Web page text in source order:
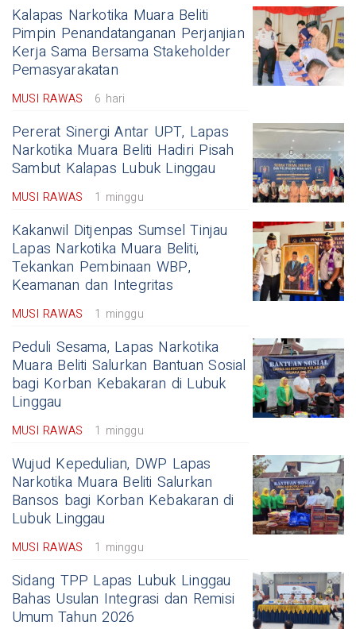
Kalapas Narkotika Muara Beliti
Pimpin Penandatanganan Perjanjian
Kerja Sama Bersama Stakeholder
Pemasyarakatan
MUSI RAWAS 6 hari
Pererat Sinergi Antar UPT, Lapas
Narkotika Muara Beliti Hadiri Pisah
Sambut Kalapas Lubuk Linggau
MUSI RAWAS 1 minggu
Kakanwil Ditjenpas Sumsel Tinjau
Lapas Narkotika Muara Beliti,
Tekankan Pembinaan WBP,
Keamanan dan Integritas
MUSI RAWAS 1 minggu
Peduli Sesama, Lapas Narkotika
Muara Beliti Salurkan Bantuan Sosial
bagi Korban Kebakaran di Lubuk
Linggau
MUSI RAWAS 1 minggu
Wujud Kepedulian, DWP Lapas
Narkotika Muara Beliti Salurkan
Bansos bagi Korban Kebakaran di
Lubuk Linggau
MUSI RAWAS 1 minggu
Sidang TPP Lapas Lubuk Linggau
Bahas Usulan Integrasi dan Remisi
Umum Tahun 2026